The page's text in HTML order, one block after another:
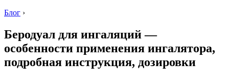
Блог ›
Беродуал для ингаляций —
особенности применения ингалятора,
подробная инструкция, дозировки